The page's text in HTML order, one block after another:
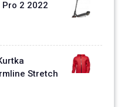
2 2022
Stretch